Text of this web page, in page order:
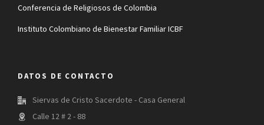
Conferencia de Religiosos de Colombia
Instituto Colombiano de Bienestar Familiar ICBF
DATOS DE CONTACTO
Siervas de Cristo Sacerdote - Casa General
Calle 12 # 2 - 88